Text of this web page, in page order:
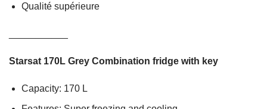
Qualité supérieure
Starsat 170L Grey Combination fridge with key
Capacity: 170 L